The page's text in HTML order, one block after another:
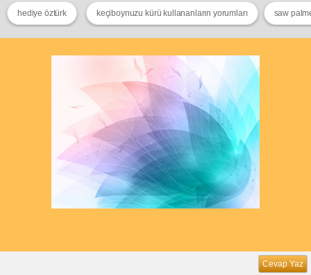
hediye öztürk keçiboynuzu kürü kullananların yorumları saw
Cevap Yaz